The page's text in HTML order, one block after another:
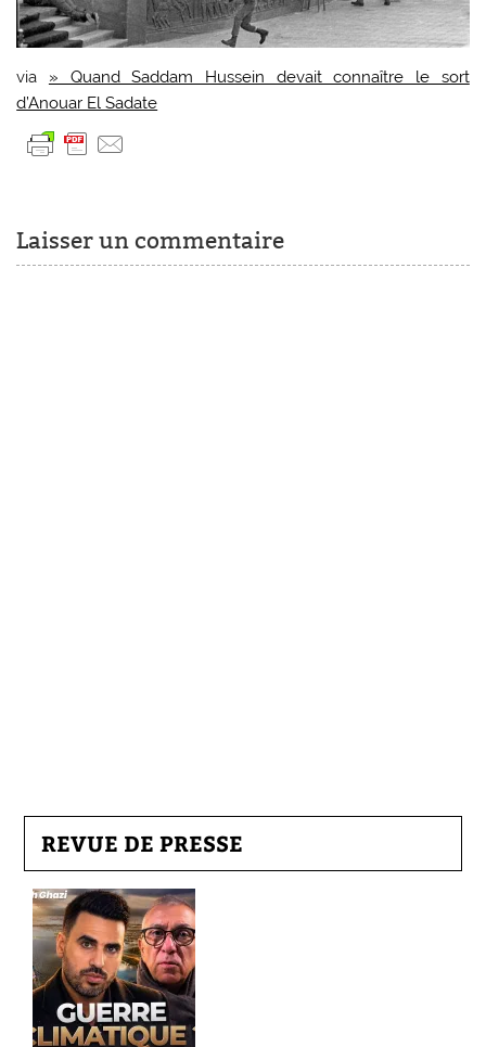
via » Quand Saddam Hussein devait connaître le sort
d’Anouar El Sadate
Laisser un commentaire
REVUE DE PRESSE